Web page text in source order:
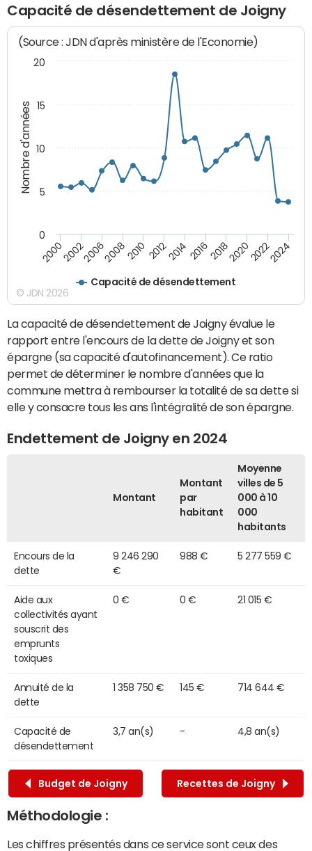
Capacité de désendettement de Joigny
Nombre d'années
(Source : JDN d'après ministère de l'Economie)
Capacité de désendettement
20002002200620082010 2012201420162018202020222024
0
5
10
15
20
© JDN 2026
La capacité de désendettement de Joigny évalue le
rapport entre l'encours de la dette de Joigny et son
épargne (sa capacité d'autofinancement). Ce ratio
permet de déterminer le nombre d'années que la
commune mettra à rembourser la totalité de sa dette si
elle y consacre tous les ans l'intégralité de son épargne.
Endettement de Joigny en 2024
Montant
Montant
par
habitant
Moyenne
villes de 5
000 à 10
000
habitants
Encours de la
dette
9 246 290
€
988 € 5 277 559 €
Aide aux
collectivités ayant
souscrit des
emprunts
toxiques
0 € 0 € 21 015 €
Annuité de la
dette
1 358 750 € 145 € 714 644 €
Capacité de
désendettement
3,7 an(s) - 4,8 an(s)
Budget de Joigny Recettes de Joigny
Méthodologie :
Les chiffres présentés dans ce service sont ceux des